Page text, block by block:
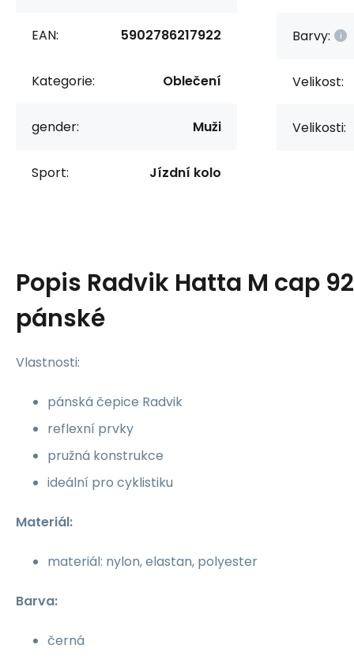
EAN: 5902786217922
Kategorie: Oblečení
gender: Muži
Sport: Jízdní kolo
Barvy:
Velikost:
Velikosti:
Popis Radvik Hatta M cap
pánské
Vlastnosti:
pánská čepice Radvik
reflexní prvky
pružná konstrukce
ideální pro cyklistiku
Materiál:
materiál: nylon, elastan, polyester
Barva:
černá